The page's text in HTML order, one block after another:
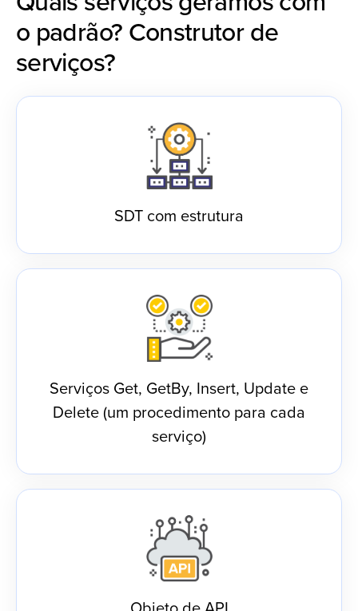
o padrão?Construtor de
serviços?
SDT com estrutura
Serviços Get, GetBy, Insert, Update e
Delete (um procedimento para cada
serviço)